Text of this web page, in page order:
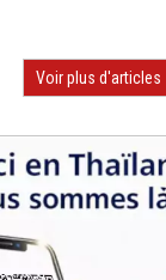
Voir plus d'articles